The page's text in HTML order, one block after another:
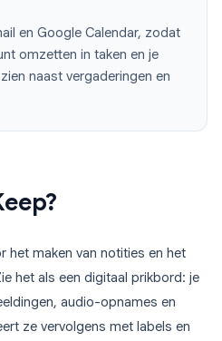
en Google Calendar, zodat
omzetten in taken en je
naast vergaderingen en
het maken van notities en het
het als een digitaal prikbord: je
audio-opnames en
ze vervolgens met labels en